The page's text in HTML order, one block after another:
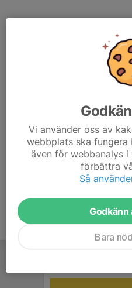
Göteborgs Pistol och
5584-9111
SWISH-NUMMER
Vi använder oss av
webbplats ska fungera
även för webbanalys
förbättra
Så
Godkänn
Bara